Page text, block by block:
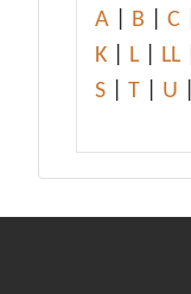
A B C
K
L LL
S
T U